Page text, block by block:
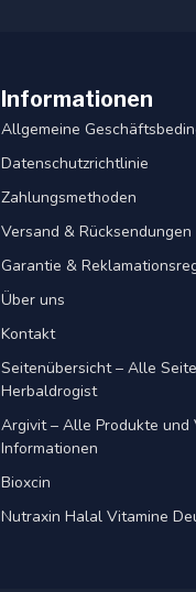
Informationen
Allgemeine
Datenschutzrichtlinie
Zahlungsmethoden
Versand & Rücksendungen
Garantie &
Über uns
Kontakt
Seitenübersicht – Alle
Herbaldrogist
Argivit – Alle Produkte und
Informationen
Bioxcin
Nutraxin Halal Vitamine